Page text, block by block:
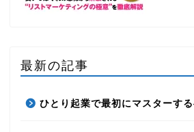
最新の記事
ひとり起業で最初にマスターす